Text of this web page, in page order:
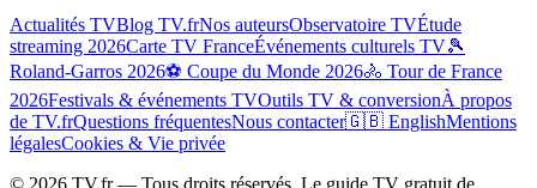
Actualités TVBlog TV.frNos auteursObservatoire TVÉtude
streaming 2026Carte TV FranceÉvénements culturels TV🎾
Roland-Garros 2026⚽ Coupe du Monde 2026🚴 Tour de France
2026Festivals & événements TVOutils TV & conversionÀ propos
de TV.frQuestions fréquentesNous contacter🇬🇧 EnglishMentions
légalesCookies & Vie privée